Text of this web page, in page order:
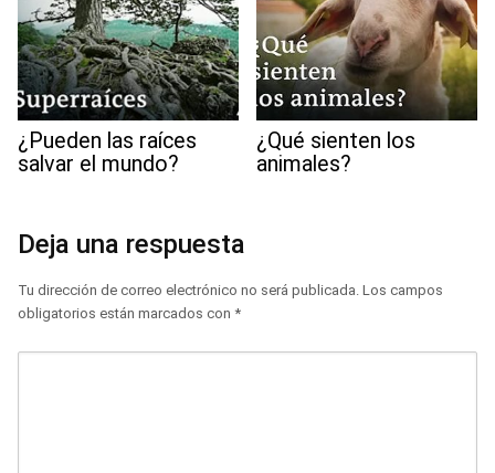
¿Pueden las raíces
salvar el mundo?
¿Qué sienten los
animales?
Deja una respuesta
Tu dirección de correo electrónico no será publicada. Los campos
obligatorios están marcados con *